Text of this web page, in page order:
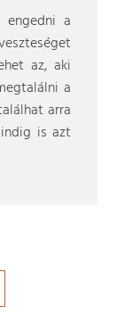
engedni a
az, aki
a
arra
is azt